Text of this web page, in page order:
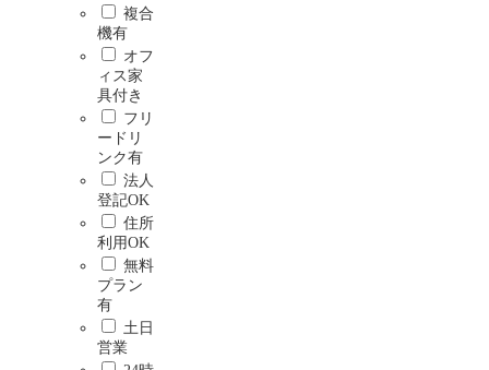
複合
機有
オフ
ィス家
具付き
フリ
ードリ
ンク有
法人
登記OK
住所
利用OK
無料
プラン
有
土日
営業